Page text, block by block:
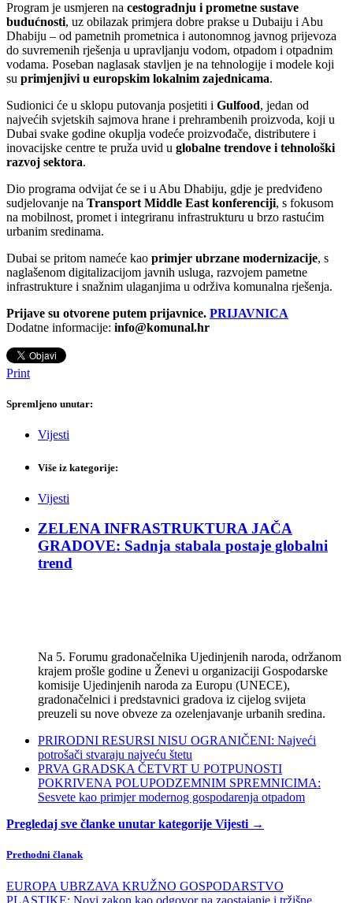
Program je usmjeren na cestogradnju i prometne sustave
budućnosti, uz obilazak primjera dobre prakse u Dubaiju i Abu
Dhabiju – od pametnih prometnica i autonomnog javnog prijevoza
do suvremenih rješenja u upravljanju vodom, otpadom i otpadnim
vodama. Poseban naglasak stavljen je na tehnologije i modele koji
su primjenjivi u europskim lokalnim zajednicama.
Sudionici će u sklopu putovanja posjetiti i Gulfood, jedan od
najvećih svjetskih sajmova hrane i prehrambenih proizvoda, koji u
Dubai svake godine okuplja vodeće proizvođače, distributere i
inovacijske centre te pruža uvid u globalne trendove i tehnološki
razvoj sektora.
Dio programa odvijat će se i u Abu Dhabiju, gdje je predviđeno
sudjelovanje na Transport Middle East konferenciji, s fokusom
na mobilnost, promet i integriranu infrastrukturu u brzo rastućim
urbanim sredinama.
Dubai se pritom nameće kao primjer ubrzane modernizacije, s
naglašenom digitalizacijom javnih usluga, razvojem pametne
infrastrukture i snažnim ulaganjima u održiva komunalna rješenja.
Prijave su otvorene putem prijavnice. PRIJAVNICA
Dodatne informacije: info@komunal.hr
Print
Spremljeno unutar:
Vijesti
Više iz kategorije:
Vijesti
ZELENA INFRASTRUKTURA JAČA
GRADOVE: Sadnja stabala postaje globalni
trend
Na 5. Forumu gradonačelnika Ujedinjenih naroda, održanom
krajem prošle godine u Ženevi u organizaciji Gospodarske
komisije Ujedinjenih naroda za Europu (UNECE),
gradonačelnici i predstavnici gradova iz cijelog svijeta
preuzeli su nove obveze za ozelenjavanje urbanih sredina.
PRIRODNI RESURSI NISU OGRANIČENI: Najveći
potrošači stvaraju najveću štetu
PRVA GRADSKA ČETVRT U POTPUNOSTI
POKRIVENA POLUPODZEMNIM SPREMNICIMA:
Sesvete kao primjer modernog gospodarenja otpadom
Pregledaj sve članke unutar kategorije Vijesti →
Prethodni članak
EUROPA UBRZAVA KRUŽNO GOSPODARSTVO
PLASTIKE: Novi zakon kao odgovor na zaostajanje i tržišne